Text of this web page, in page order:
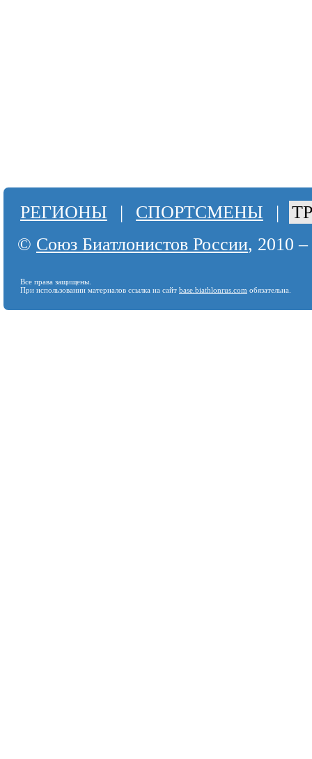
РЕГИОНЫ | СПОРТСМЕНЫ |
© Союз Биатлонистов России, 2010
Все права защищены.
При использовании материалов ссылка на сайт base.biathlonrus.com обязательна.